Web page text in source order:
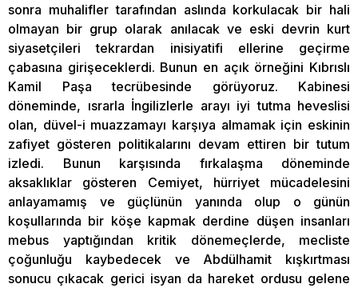
sonra muhalifler tarafından aslında korkulacak bir hali
olmayan bir grup olarak anılacak ve eski devrin kurt
siyasetçileri tekrardan inisiyatifi ellerine geçirme
çabasına girişeceklerdi. Bunun en açık örneğini Kıbrıslı
Kamil Paşa tecrübesinde görüyoruz. Kabinesi
döneminde, ısrarla İngilizlerle arayı iyi tutma heveslisi
olan, düvel-i muazzamayı karşıya almamak için eskinin
zafiyet gösteren politikalarını devam ettiren bir tutum
izledi. Bunun karşısında fırkalaşma döneminde
aksaklıklar gösteren Cemiyet, hürriyet mücadelesini
anlayamamış ve güçlünün yanında olup o günün
koşullarında bir köşe kapmak derdine düşen insanları
mebus yaptığından kritik dönemeçlerde, mecliste
çoğunluğu kaybedecek ve Abdülhamit kışkırtması
sonucu çıkacak gerici isyan da hareket ordusu gelene